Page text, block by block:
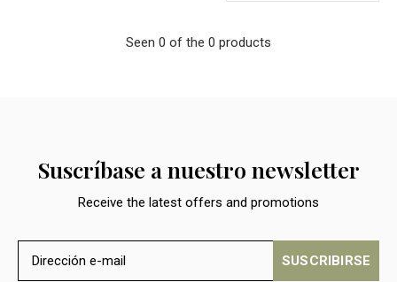
Seen 0 of the 0 products
Suscríbase a nuestro newsletter
Receive the latest offers and promotions
SUSCRIBIRSE